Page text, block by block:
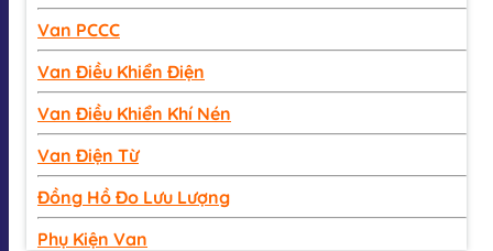
Van PCCC
Van Điều Khiển Điện
Van Điều Khiển Khí Nén
Van Điện Từ
Đồng Hồ Đo Lưu Lượng
Phụ Kiện Van